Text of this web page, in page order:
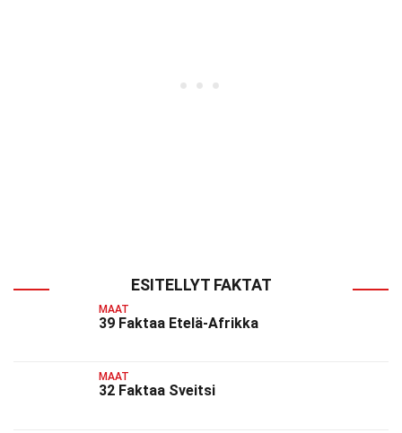
ESITELLYT FAKTAT
MAAT
39 Faktaa Etelä-Afrikka
MAAT
32 Faktaa Sveitsi